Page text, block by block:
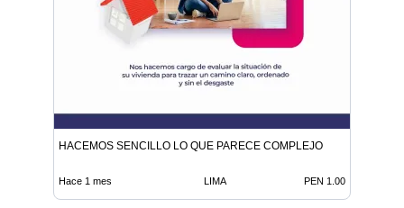
HACEMOS SENCILLO LO QUE PARECE COMPLEJO
Hace 1 mes LIMA PEN 1.00